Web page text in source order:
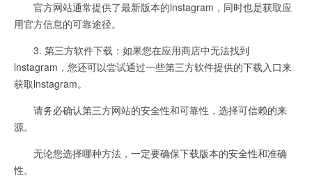
官方网站通常提供了最新版本的lnstagram，同时也是获取应
用官方信息的可靠途径。
3. 第三方软件下载：如果您在应用商店中无法找到
lnstagram，您还可以尝试通过一些第三方软件提供的下载入口来
获取lnstagram。
请务必确认第三方网站的安全性和可靠性，选择可信赖的来
源。
无论您选择哪种方法，一定要确保下载版本的安全性和准确
性。